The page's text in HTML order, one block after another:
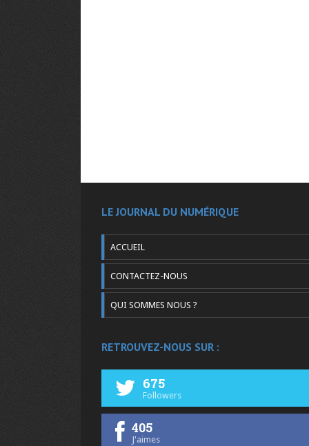
LE JOURNAL DU NUMÉRIQUE
ACCUEIL
CONTACTEZ-NOUS
QUI SOMMES NOUS ?
RETROUVEZ-NOUS SUR :
675
Followers
405
J'aimes